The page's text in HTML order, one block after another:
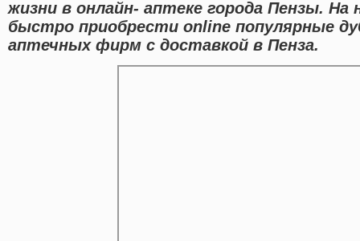
жизни в онлайн- аптеке города Пензы.
быстро приобрести online популярные
аптечных фирм с доставкой в Пенза.